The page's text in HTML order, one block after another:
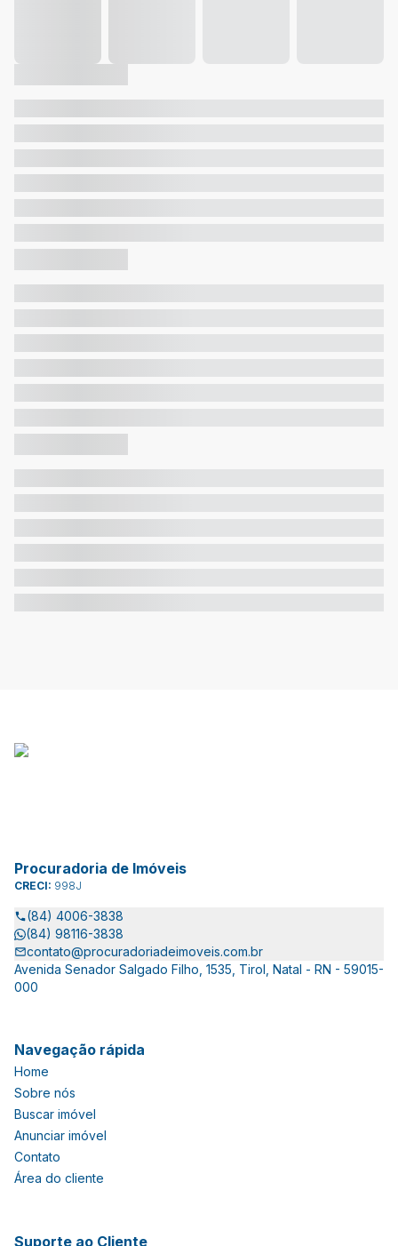
Procuradoria de Imóveis
CRECI: 998J
(84) 4006-3838
(84) 98116-3838
contato@procuradoriadeimoveis.com.br
Avenida Senador Salgado Filho, 1535, Tirol, Natal - RN - 59015-
000
Navegação rápida
Home
Sobre nós
Buscar imóvel
Anunciar imóvel
Contato
Área do cliente
Suporte ao Cliente